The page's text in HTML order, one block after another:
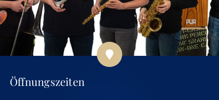
Öffnungszeiten